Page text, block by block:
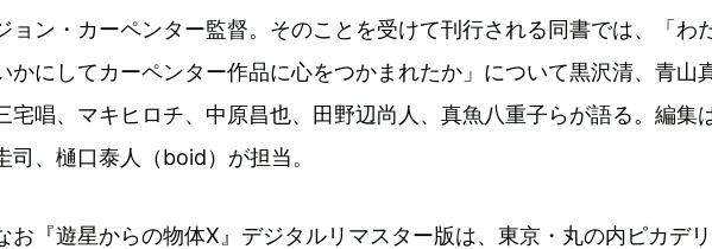
ョン・カーペンター監督。そのことを受けて刊行される同書では、「わ
かにしてカーペンター作品に心をつかまれたか」について黒沢清、青山
宅唱、マキヒロチ、中原昌也、田野辺尚人、真魚八重子らが語る。編集
司、樋口泰人（boid）が担当。
お『遊星からの物体X』デジタルリマスター版は、東京・丸の内ピカデ